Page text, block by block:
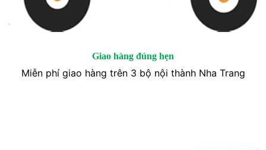
Giao hàng đúng hẹn
Miễn phí giao hàng trên 3 bộ nội thành Nha Trang